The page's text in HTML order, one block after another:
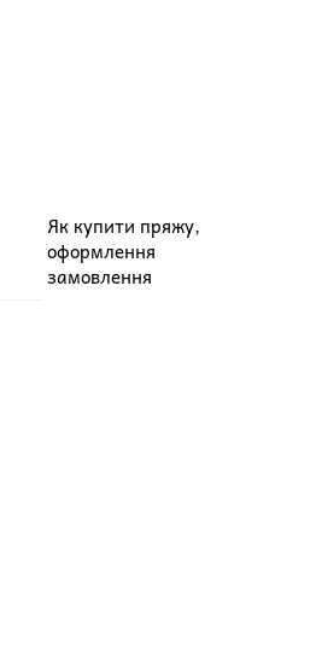
Як купити пряжу,
оформлення
замовлення